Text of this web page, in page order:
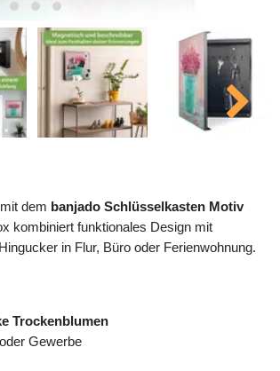
dem banjado Schlüsselkasten Motiv
kombiniert funktionales Design mit
in Flur, Büro oder Ferienwohnung.
Trockenblumen
Gewerbe